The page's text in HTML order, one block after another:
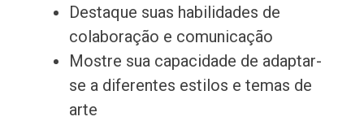
Destaque suas habilidades de
colaboração e comunicação
Mostre sua capacidade de adaptar-
se a diferentes estilos e temas de
arte